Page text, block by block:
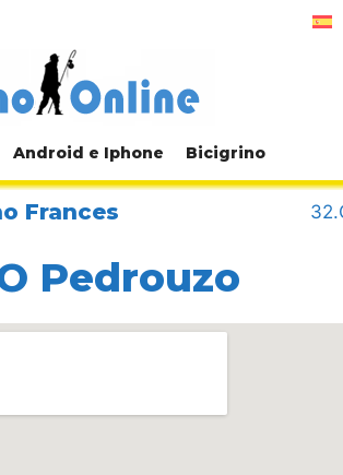
Android e Iphone Bicigrino
Frances
Pedrouzo